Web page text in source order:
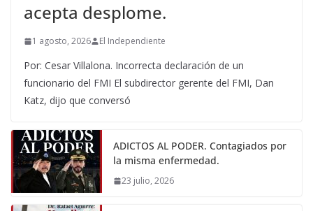
acepta desplome.
1 agosto, 2026 El Independiente
Por: Cesar Villalona. Incorrecta declaración de un
funcionario del FMI El subdirector gerente del FMI, Dan
Katz, dijo que conversó
ADICTOS AL PODER. Contagiados por
la misma enfermedad.
23 julio, 2026